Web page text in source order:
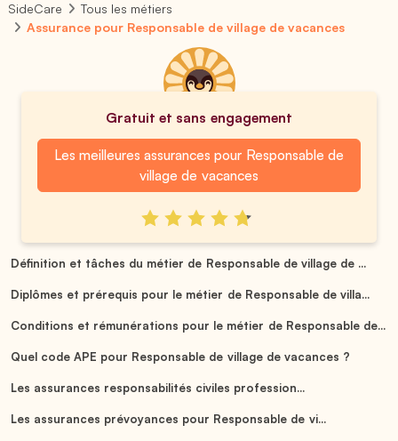
SideCare
Tous les métiers
Assurance pour Responsable de village de vacances
Gratuit et sans engagement
Les meilleures assurances pour Responsable de
village de vacances
Définition et tâches du métier de Responsable de village de ...
Diplômes et prérequis pour le métier de Responsable de villa...
Conditions et rémunérations pour le métier de Responsable de...
Quel code APE pour Responsable de village de vacances ?
Les assurances responsabilités civiles profession...
Les assurances prévoyances pour Responsable de vi...